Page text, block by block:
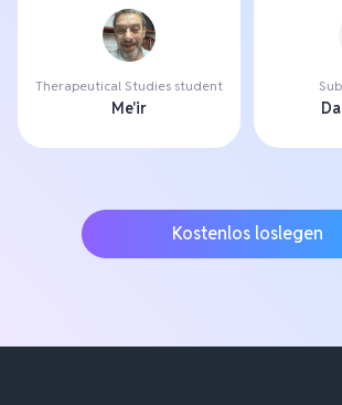
Therapeutical Studies student
Me'ir
Kostenlos loslegen